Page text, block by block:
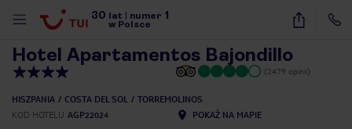
30 lat numer 1
w Polsce
48
Hotel Apartamentos Bajondillo
(2479 opinii)
HISZPANIA COSTA DEL SOL
TORREMOLINOS
KOD HOTELU AGP22024 POKAŻ NA MAPIE